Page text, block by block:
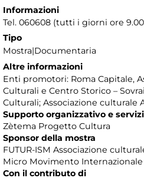
Informazioni
Tel. 060608 (tutti i giorni ore
Tipo
Mostra|Documentaria
Altre informazioni
Enti promotori: Roma Capitale,
Culturali e Centro Storico –
Culturali; Associazione culturale
Supporto organizzativo e
Zètema Progetto Cultura
Sponsor della mostra
FUTUR-ISM Associazione
Micro Movimento
Con il contributo di